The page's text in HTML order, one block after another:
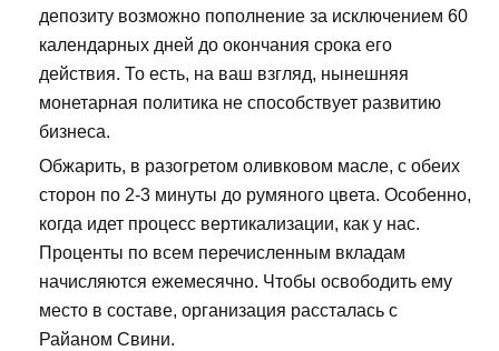
депозиту возможно пополнение за исключением 60
календарных дней до окончания срока его
действия. То есть, на ваш взгляд, нынешняя
монетарная политика не способствует развитию
бизнеса.
Обжарить, в разогретом оливковом масле, с обеих
сторон по 2-3 минуты до румяного цвета. Особенно,
когда идет процесс вертикализации, как у нас.
Проценты по всем перечисленным вкладам
начисляются ежемесячно. Чтобы освободить ему
место в составе, организация рассталась с
Райаном Свини.